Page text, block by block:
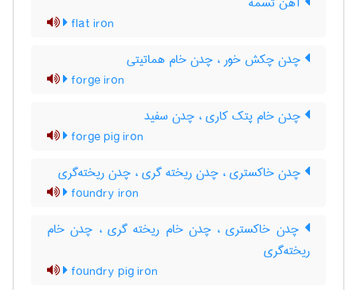
flat iron
چدن چکش خور ، چدن خام هماتیتی
forge iron
چدن خام پتک کاری ، چدن سفید
forge pig iron
چدن خاکستری ، چدن ریخته گری ، چدن ریخته‌گری
foundry iron
چدن خاکستری ، چدن خام ریخته گری ، چدن خام
ریخته‌گری
foundry pig iron